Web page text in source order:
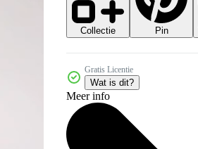
Collectie Pin
Gratis Licentie
Wat is dit?
Meer info